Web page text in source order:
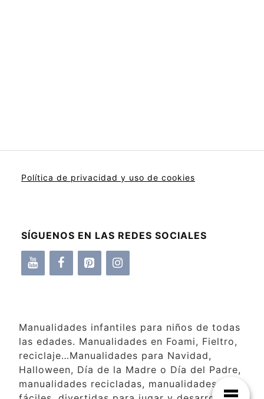
Política de privacidad y uso de cookies
SÍGUENOS EN LAS REDES SOCIALES
Manualidades infantiles para niños de todas
las edades. Manualidades en Foami, Fieltro,
reciclaje…Manualidades para Navidad,
Halloween, Día de la Madre o Día del Padre,
manualidades recicladas, manualidades